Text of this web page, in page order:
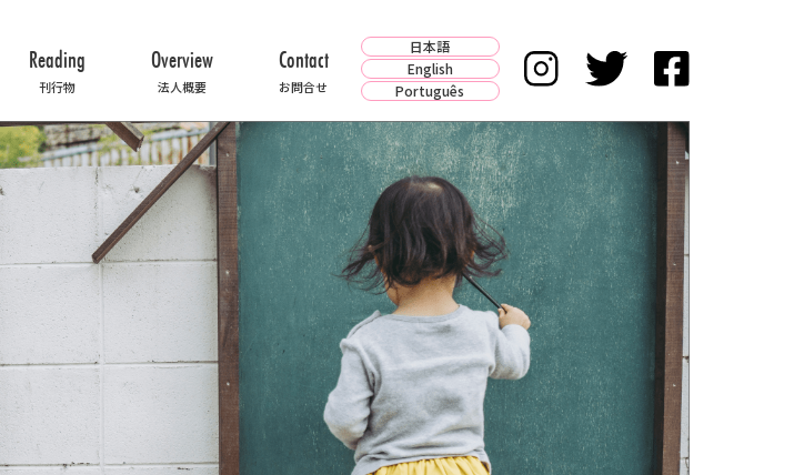
Reading
刊行物
Overview
法人概要
Contact
お問合せ
日本語
English
Português